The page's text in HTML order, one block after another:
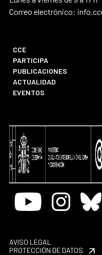
Correo electrónico:
CCE
PARTICIPA
PUBLICACIONES
ACTUALIDAD
EVENTOS
Youtube Instagram
AVISO LEGAL
PROTECCIÓN DE DATOS